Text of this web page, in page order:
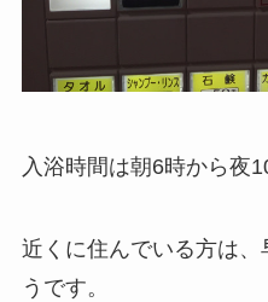
入浴時間は朝6時から夜
近くに住んでいる方は
うです。